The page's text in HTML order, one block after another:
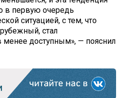
в первую очередь
ситуацией, с тем, что
стал
менее доступным», — пояснил